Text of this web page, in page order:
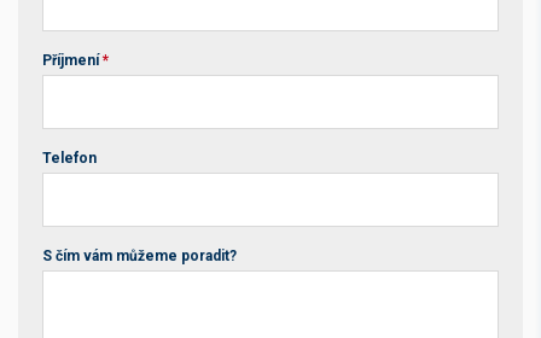
Příjmení *
Telefon
S čím vám můžeme poradit?